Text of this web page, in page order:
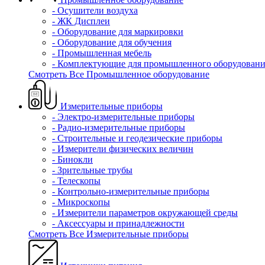
- Осушители воздуха
- ЖК Дисплеи
- Оборудование для маркировки
- Оборудование для обучения
- Промышленная мебель
- Комплектующие для промышленного
Смотреть Все Промышленное оборудование
Измерительные приборы
- Электро-измерительные приборы
- Радио-измерительные приборы
- Строительные и геодезические приборы
- Измерители физических величин
- Бинокли
- Зрительные трубы
- Телескопы
- Контрольно-измерительные приборы
- Микроскопы
- Измерители параметров окружающей среды
- Аксессуары и принадлежности
Смотреть Все Измерительные приборы